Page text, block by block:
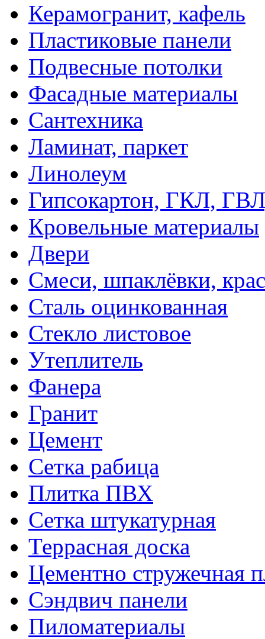
Керамогранит, кафель
Пластиковые панели
Подвесные потолки
Фасадные материалы
Сантехника
Ламинат, паркет
Линолеум
Гипсокартон, ГКЛ,
Кровельные материалы
Двери
Смеси, шпаклёвки,
Сталь оцинкованная
Стекло листовое
Утеплитель
Фанера
Гранит
Цемент
Сетка рабица
Плитка ПВХ
Сетка штукатурная
Террасная доска
Цементно стружечная
Сэндвич панели
Пиломатериалы